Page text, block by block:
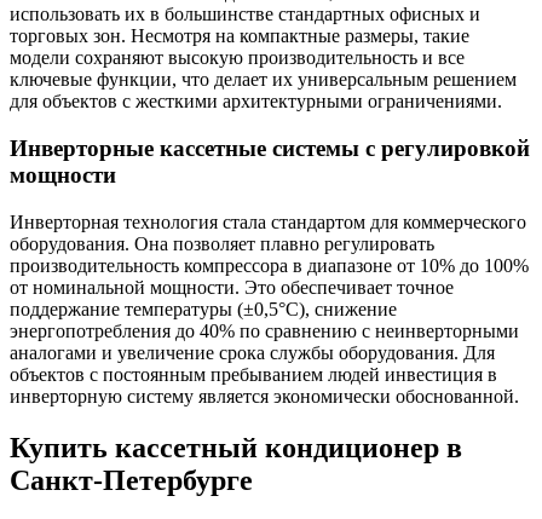
использовать их в большинстве стандартных офисных и
торговых зон. Несмотря на компактные размеры, такие
модели сохраняют высокую производительность и все
ключевые функции, что делает их универсальным решением
для объектов с жесткими архитектурными ограничениями.
Инверторные кассетные системы с регулировкой
мощности
Инверторная технология стала стандартом для коммерческого
оборудования. Она позволяет плавно регулировать
производительность компрессора в диапазоне от 10% до 100%
от номинальной мощности. Это обеспечивает точное
поддержание температуры (±0,5°C), снижение
энергопотребления до 40% по сравнению с неинверторными
аналогами и увеличение срока службы оборудования. Для
объектов с постоянным пребыванием людей инвестиция в
инверторную систему является экономически обоснованной.
Купить кассетный кондиционер в
Санкт-Петербурге